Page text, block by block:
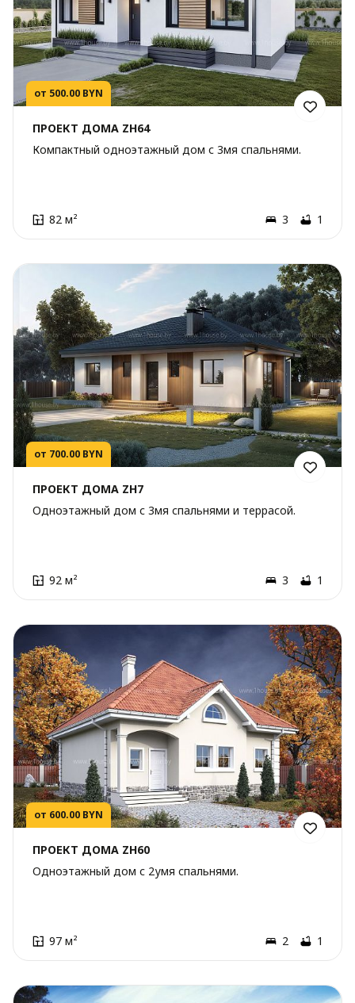
от 500.00 BYN
ПРОЕКТ ДОМА ZH64
Компактный одноэтажный дом с 3мя спальнями.
82 м² 3 1
от 700.00 BYN
ПРОЕКТ ДОМА ZH7
Одноэтажный дом с 3мя спальнями и террасой.
92 м² 3 1
от 600.00 BYN
ПРОЕКТ ДОМА ZH60
Одноэтажный дом с 2умя спальнями.
97 м² 2 1